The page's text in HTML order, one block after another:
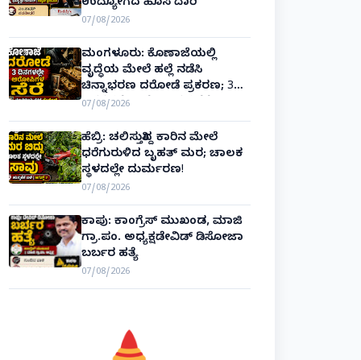
ಉದ್ಯೋಗದ ಹೊಸ ದಾರಿ
07/08/2026
ಮಂಗಳೂರು: ಕೊಣಾಜೆಯಲ್ಲಿ
ವೃದ್ಧೆಯ ಮೇಲೆ ಹಲ್ಲೆ ನಡೆಸಿ
ಚಿನ್ನಾಭರಣ ದರೋಡೆ ಪ್ರಕರಣ; 3
ದಿನಗಳಲ್ಲೇ ಆರೋಪಿಗಳ ಸೆರೆ!
07/08/2026
ಹೆಬ್ರಿ: ಚಲಿಸುತ್ತಿದ್ದ ಕಾರಿನ ಮೇಲೆ
ಧರೆಗುರುಳಿದ ಬೃಹತ್ ಮರ; ಚಾಲಕ
ಸ್ಥಳದಲ್ಲೇ ದುರ್ಮರಣ!
07/08/2026
ಕಾಪು: ಕಾಂಗ್ರೆಸ್ ಮುಖಂಡ, ಮಾಜಿ
ಗ್ರಾ.ಪಂ. ಅಧ್ಯಕ್ಷಡೇವಿಡ್ ಡಿಸೋಜಾ
ಬರ್ಬರ ಹತ್ಯೆ
07/08/2026